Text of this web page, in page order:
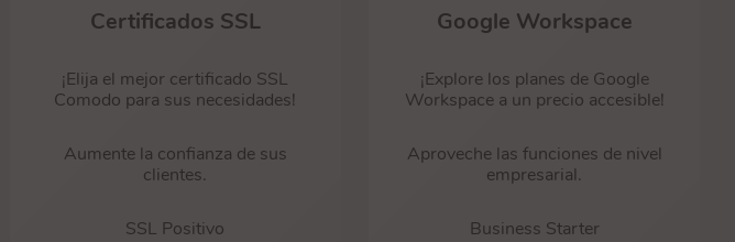
Certificados SSL
¡Elija el mejor certificado SSL
Comodo para sus necesidades!
Aumente la confianza de sus
clientes.
SSL Positivo
Google Workspace
¡Explore los planes de Google
Workspace a un precio accesible!
Aproveche las funciones de nivel
empresarial.
Business Starter